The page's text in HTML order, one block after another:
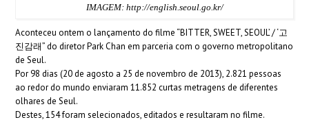
IMAGEM: http://english.seoul.go.kr/
Aconteceu ontem o lançamento do filme “BITTER, SWEET, SEOUL’ / ‘고
진감래” do diretor Park Chan em parceria com o governo metropolitano
de Seul.
Por 98 dias (20 de agosto a 25 de novembro de 2013), 2.821 pessoas
ao redor do mundo enviaram 11.852 curtas metragens de diferentes
olhares de Seul.
Destes, 154 foram selecionados, editados e resultaram no filme.